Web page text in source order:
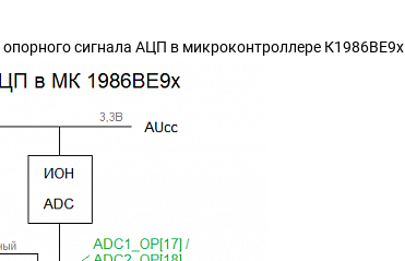
сигнала АЦП в микроконтроллере К1986ВЕ9х